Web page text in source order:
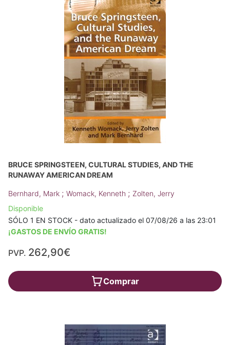
BRUCE SPRINGSTEEN, CULTURAL STUDIES, AND THE
RUNAWAY AMERICAN DREAM
Bernhard, Mark ; Womack, Kenneth ; Zolten, Jerry
Disponible
SÓLO 1 EN STOCK - dato actualizado el 07/08/26 a las 23:01
¡GASTOS DE ENVÍO GRATIS!
PVP. 262,90€
Comprar